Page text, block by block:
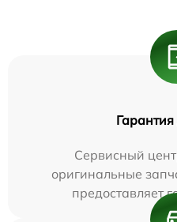
Сервисный
оригинальные
предоставляет